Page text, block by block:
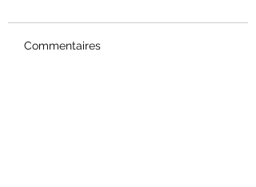
Commentaires